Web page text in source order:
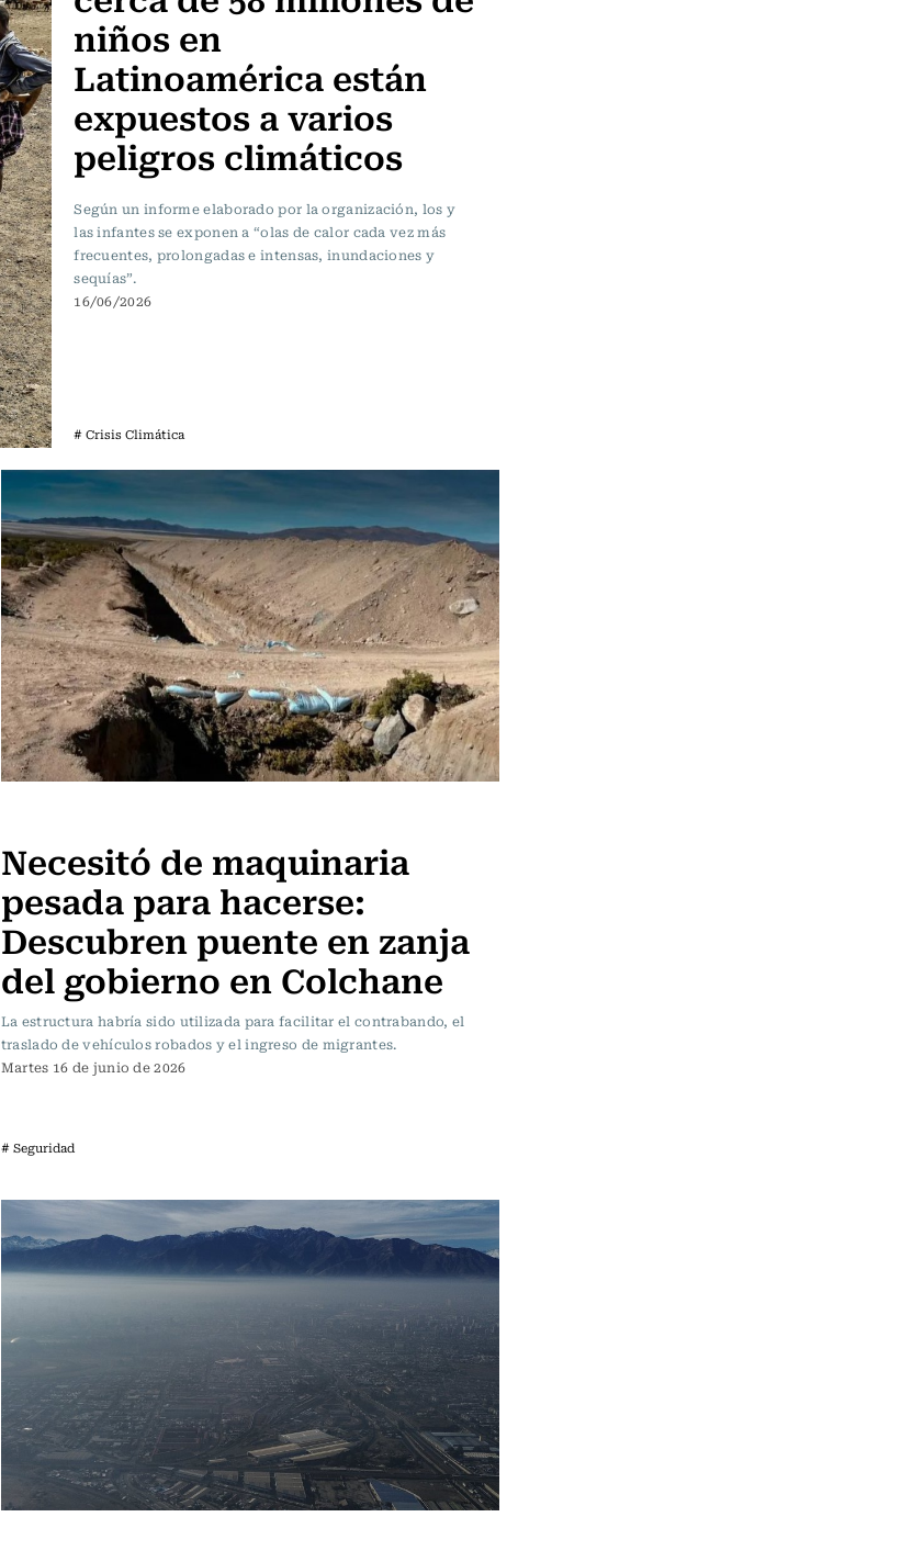
niños en
Latinoamérica están
expuestos a varios
peligros climáticos
Según un informe elaborado por la organización, los y
las infantes se exponen a “olas de calor cada vez más
frecuentes, prolongadas e intensas, inundaciones y
sequías”.
16/06/2026
# Crisis Climática
Necesitó de maquinaria
pesada para hacerse:
Descubren puente en zanja
del gobierno en Colchane
La estructura habría sido utilizada para facilitar el contrabando, el
traslado de vehículos robados y el ingreso de migrantes.
Martes 16 de junio de 2026
# Seguridad